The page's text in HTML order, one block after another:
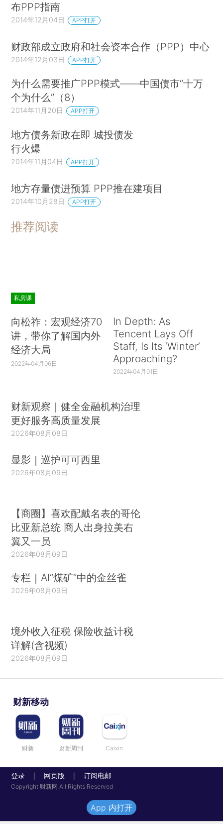
布PPP指南
2014年12月04日 APP打开
财政部成立政府和社会资本合作（PPP）中心
2014年12月03日 APP打开
为什么需要推广PPP模式——中国债市“十万
个为什么”（8）
2014年11月20日 APP打开
地方债务新政在即 城投债发
行火爆
2014年11月04日 APP打开
地方存量债进预算 PPP推在建项目
2014年10月28日 APP打开
推荐阅读
私房课
向松祚：宏观经济70
讲，带你了解国内外
经济大局
2022年04月06日
In Depth: As
Tencent Lays Off
Staff, Is Its ‘Winter’
Approaching?
2022年04月01日
财新观察｜健全金融机构治理
更好服务高质量发展
2026年08月08日
显影｜巡护可可西里
2026年08月09日
【商圈】喜欢配戴名表的哥伦
比亚新总统 商人出身拉美右
翼又一员
2026年08月09日
专栏｜AI“煤矿”中的金丝雀
2026年08月09日
境外收入征税 保险收益计税
详解(含视频)
2026年08月09日
财新移动
财新 财新周刊 Caixin
登录 网页版 订阅电邮
Copyright 财新网 All Rights Reserved
App 内打开